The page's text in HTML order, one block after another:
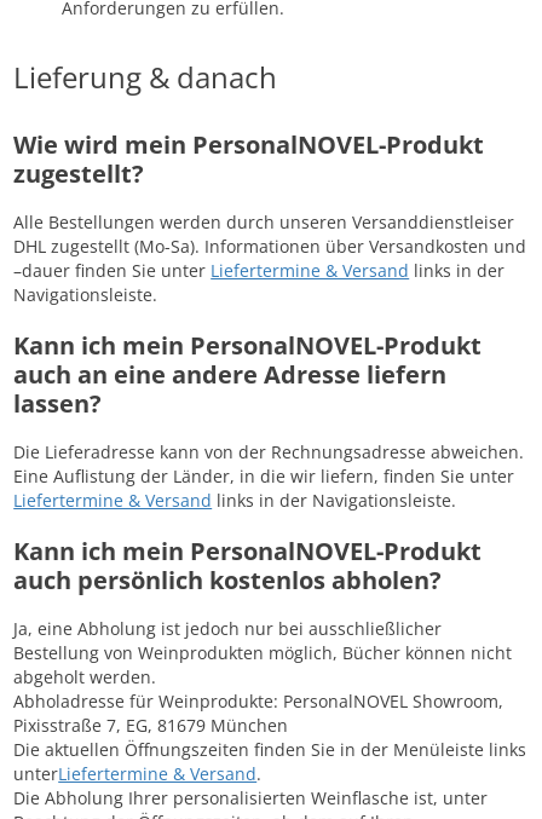
Anforderungen zu erfüllen.
Lieferung & danach
Wie wird mein PersonalNOVEL-Produkt
zugestellt?
Alle Bestellungen werden durch unseren Versanddienstleiser
DHL zugestellt (Mo-Sa). Informationen über Versandkosten und
–dauer finden Sie unter Liefertermine & Versand links in der
Navigationsleiste.
Kann ich mein PersonalNOVEL-Produkt
auch an eine andere Adresse liefern
lassen?
Die Lieferadresse kann von der Rechnungsadresse abweichen.
Eine Auflistung der Länder, in die wir liefern, finden Sie unter
Liefertermine & Versand links in der Navigationsleiste.
Kann ich mein PersonalNOVEL-Produkt
auch persönlich kostenlos abholen?
Ja, eine Abholung ist jedoch nur bei ausschließlicher
Bestellung von Weinprodukten möglich, Bücher können nicht
abgeholt werden.
Abholadresse für Weinprodukte: PersonalNOVEL Showroom,
Pixisstraße 7, EG, 81679 München
Die aktuellen Öffnungszeiten finden Sie in der Menüleiste links
unterLiefertermine & Versand.
Die Abholung Ihrer personalisierten Weinflasche ist, unter